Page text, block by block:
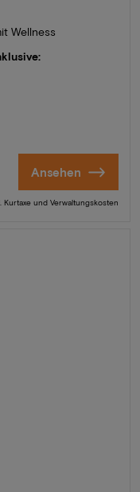
Wellness
Ansehen
Kurtaxe und Verwaltungskosten